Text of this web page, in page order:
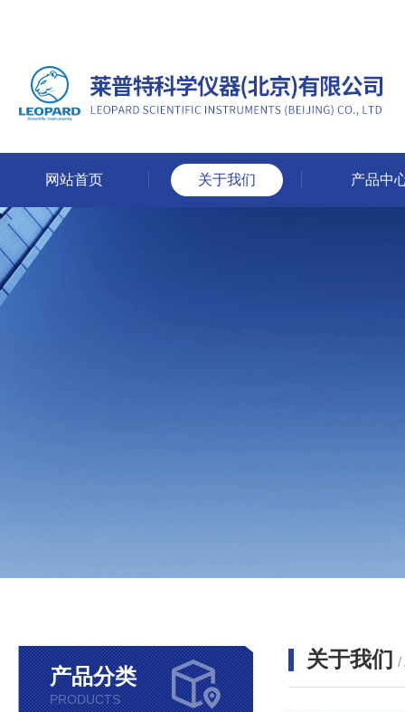
网站首页 关于我们 产品中
产品分类
PRODUCTS
关于我们 /